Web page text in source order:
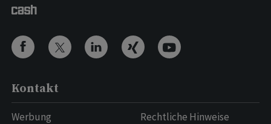
Kontakt
Werbung
Rechtliche Hinweise